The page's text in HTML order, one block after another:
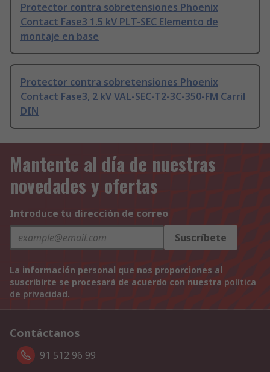
Protector contra sobretensiones Phoenix
Contact Fase3 1.5 kV PLT-SEC Elemento de
montaje en base
Protector contra sobretensiones Phoenix
Contact Fase3, 2 kV VAL-SEC-T2-3C-350-FM Carril
DIN
Mantente al día de nuestras
novedades y ofertas
Introduce tu dirección de correo
Suscríbete
La información personal que nos proporciones al
suscribirte se procesará de acuerdo con nuestra política
de privacidad.
Contáctanos
91 512 96 99